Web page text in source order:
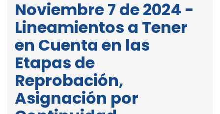
Noviembre 7 de 2024 -
Lineamientos a Tener
en Cuenta en las
Etapas de
Reprobación,
Asignación por